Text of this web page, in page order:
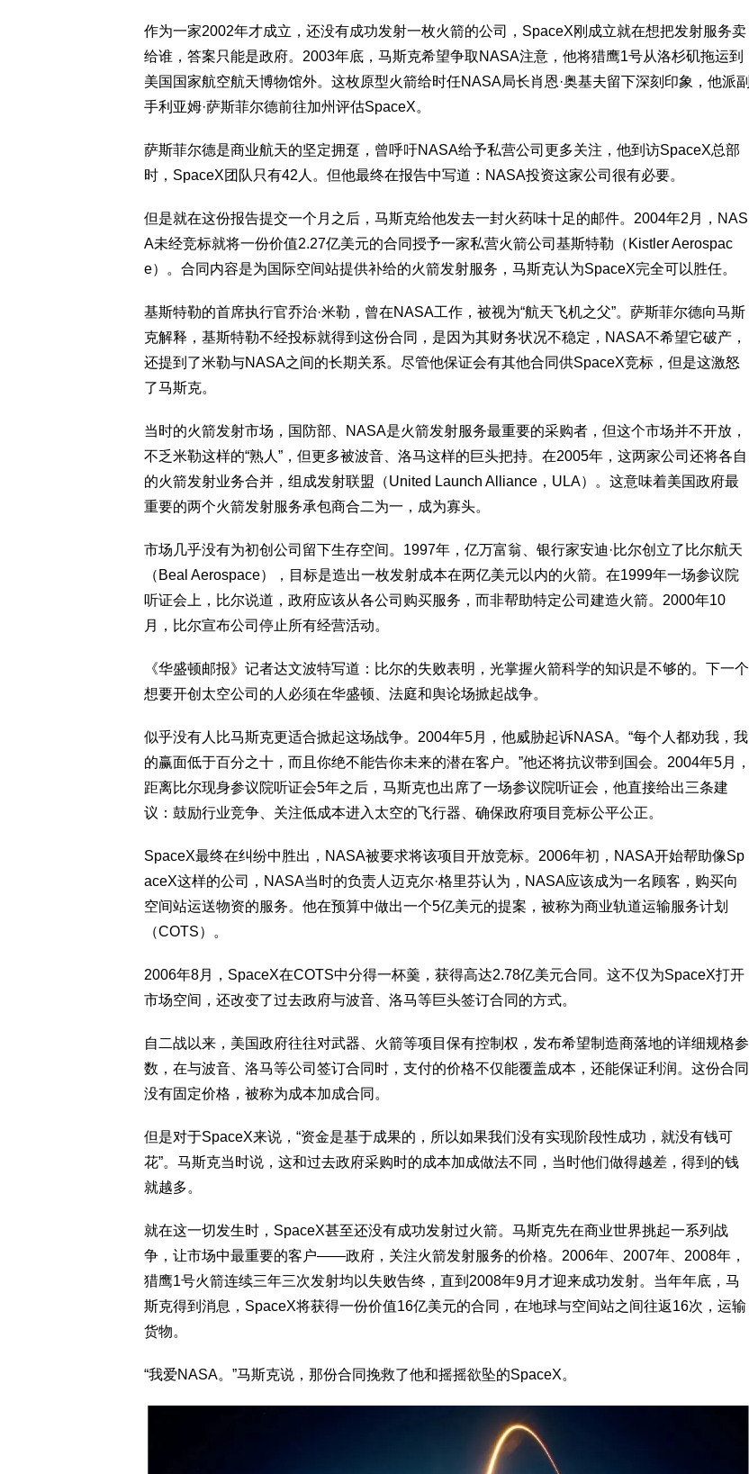
作为一家2002年才成立，还没有成功发射一枚火箭的公司，SpaceX刚成立就在想把发射服务卖
给谁，答案只能是政府。2003年底，马斯克希望争取NASA注意，他将猎鹰1号从洛杉矶拖运到
美国国家航空航天博物馆外。这枚原型火箭给时任NASA局长肖恩·奥基夫留下深刻印象，他派副
手利亚姆·萨斯菲尔德前往加州评估SpaceX。
萨斯菲尔德是商业航天的坚定拥趸，曾呼吁NASA给予私营公司更多关注，他到访SpaceX总部
时，SpaceX团队只有42人。但他最终在报告中写道：NASA投资这家公司很有必要。
但是就在这份报告提交一个月之后，马斯克给他发去一封火药味十足的邮件。2004年2月，NAS
A未经竞标就将一份价值2.27亿美元的合同授予一家私营火箭公司基斯特勒（Kistler Aerospac
e）。合同内容是为国际空间站提供补给的火箭发射服务，马斯克认为SpaceX完全可以胜任。
基斯特勒的首席执行官乔治·米勒，曾在NASA工作，被视为“航天飞机之父”。萨斯菲尔德向马斯
克解释，基斯特勒不经投标就得到这份合同，是因为其财务状况不稳定，NASA不希望它破产，
还提到了米勒与NASA之间的长期关系。尽管他保证会有其他合同供SpaceX竞标，但是这激怒
了马斯克。
当时的火箭发射市场，国防部、NASA是火箭发射服务最重要的采购者，但这个市场并不开放，
不乏米勒这样的“熟人”，但更多被波音、洛马这样的巨头把持。在2005年，这两家公司还将各自
的火箭发射业务合并，组成发射联盟（United Launch Alliance，ULA）。这意味着美国政府最
重要的两个火箭发射服务承包商合二为一，成为寡头。
市场几乎没有为初创公司留下生存空间。1997年，亿万富翁、银行家安迪·比尔创立了比尔航天
（Beal Aerospace），目标是造出一枚发射成本在两亿美元以内的火箭。在1999年一场参议院
听证会上，比尔说道，政府应该从各公司购买服务，而非帮助特定公司建造火箭。2000年10
月，比尔宣布公司停止所有经营活动。
《华盛顿邮报》记者达文波特写道：比尔的失败表明，光掌握火箭科学的知识是不够的。下一个
想要开创太空公司的人必须在华盛顿、法庭和舆论场掀起战争。
似乎没有人比马斯克更适合掀起这场战争。2004年5月，他威胁起诉NASA。“每个人都劝我，我
的赢面低于百分之十，而且你绝不能告你未来的潜在客户。”他还将抗议带到国会。2004年5月，
距离比尔现身参议院听证会5年之后，马斯克也出席了一场参议院听证会，他直接给出三条建
议：鼓励行业竞争、关注低成本进入太空的飞行器、确保政府项目竞标公平公正。
SpaceX最终在纠纷中胜出，NASA被要求将该项目开放竞标。2006年初，NASA开始帮助像Sp
aceX这样的公司，NASA当时的负责人迈克尔·格里芬认为，NASA应该成为一名顾客，购买向
空间站运送物资的服务。他在预算中做出一个5亿美元的提案，被称为商业轨道运输服务计划
（COTS）。
2006年8月，SpaceX在COTS中分得一杯羹，获得高达2.78亿美元合同。这不仅为SpaceX打开
市场空间，还改变了过去政府与波音、洛马等巨头签订合同的方式。
自二战以来，美国政府往往对武器、火箭等项目保有控制权，发布希望制造商落地的详细规格参
数，在与波音、洛马等公司签订合同时，支付的价格不仅能覆盖成本，还能保证利润。这份合同
没有固定价格，被称为成本加成合同。
但是对于SpaceX来说，“资金是基于成果的，所以如果我们没有实现阶段性成功，就没有钱可
花”。马斯克当时说，这和过去政府采购时的成本加成做法不同，当时他们做得越差，得到的钱
就越多。
就在这一切发生时，SpaceX甚至还没有成功发射过火箭。马斯克先在商业世界挑起一系列战
争，让市场中最重要的客户——政府，关注火箭发射服务的价格。2006年、2007年、2008年，
猎鹰1号火箭连续三年三次发射均以失败告终，直到2008年9月才迎来成功发射。当年年底，马
斯克得到消息，SpaceX将获得一份价值16亿美元的合同，在地球与空间站之间往返16次，运输
货物。
“我爱NASA。”马斯克说，那份合同挽救了他和摇摇欲坠的SpaceX。